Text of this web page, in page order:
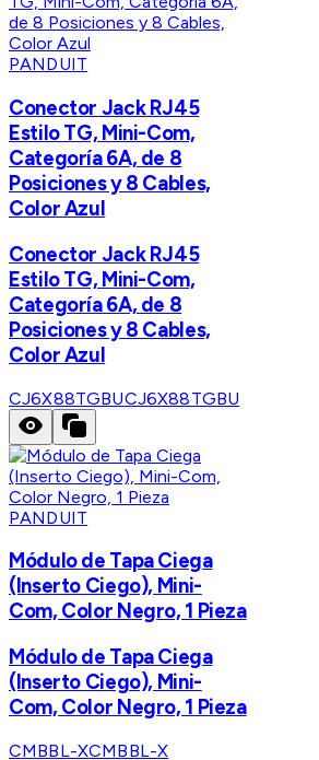
PANDUIT
Conector Jack RJ45
Estilo TG, Mini-Com,
Categoría 6A, de 8
Posiciones y 8 Cables,
Color Azul
Conector Jack RJ45
Estilo TG, Mini-Com,
Categoría 6A, de 8
Posiciones y 8 Cables,
Color Azul
CJ6X88TGBUCJ6X88TGBU
PANDUIT
Módulo de Tapa Ciega
(Inserto Ciego), Mini-
Com, Color Negro, 1 Pieza
Módulo de Tapa Ciega
(Inserto Ciego), Mini-
Com, Color Negro, 1 Pieza
CMBBL-XCMBBL-X